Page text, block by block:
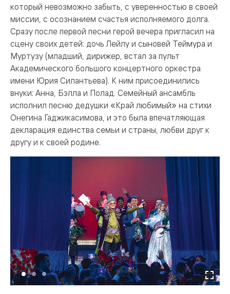
который невозможно забыть, с уверенностью в своей
миссии, с осознанием счастья исполняемого долга.
Сразу после первой песни герой вечера пригласил на
сцену своих детей: дочь Лейлу и сыновей Теймура и
Муртузу (младший, дирижер, встал за пульт
Академического большого концертного оркестра
имени Юрия Силантьева). К ним присоединились
внуки: Анна, Бэлла и Полад. Семейный ансамбль
исполнил песню дедушки «Край любимый» на стихи
Онегина Гаджикасимова, и это была впечатляющая
декларация единства семьи и страны, любви друг к
другу и к своей родине.